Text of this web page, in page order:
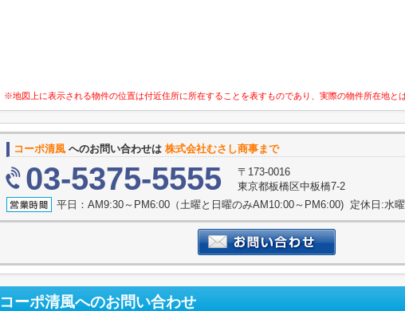
※地図上に表示される物件の位置は付近住所に所在することを表すものであり、実際の物件所在地と
コーポ清風 へのお問い合わせは 株式会社むさし商事まで
03-5375-5555
〒173-0016
東京都板橋区中板橋7-2
平日：AM9:30～PM6:00（土曜と日曜のみAM10:00～PM6:00) 定休日:水
コーポ清風へのお問い合わせ